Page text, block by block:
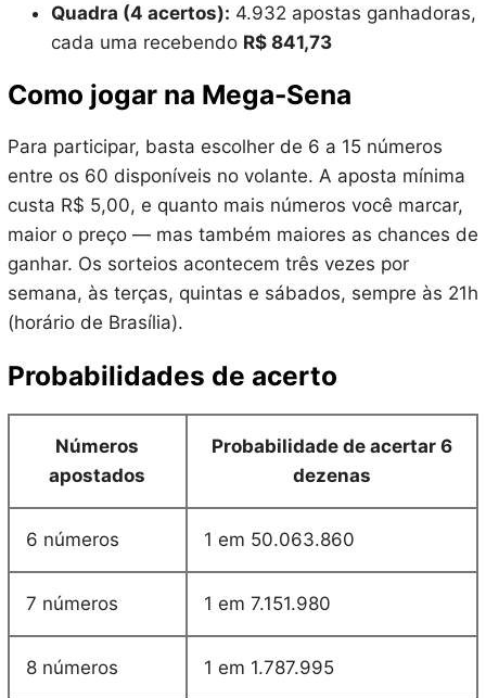
Quadra (4 acertos): 4.932 apostas ganhadoras,
cada uma recebendo R$ 841,73
Como jogar na Mega-Sena
Para participar, basta escolher de 6 a 15 números
entre os 60 disponíveis no volante. A aposta mínima
custa R$ 5,00, e quanto mais números você marcar,
maior o preço — mas também maiores as chances de
ganhar. Os sorteios acontecem três vezes por
semana, às terças, quintas e sábados, sempre às 21h
(horário de Brasília).
Probabilidades de acerto
Números
apostados
Probabilidade de acertar 6
dezenas
6 números 1 em 50.063.860
7 números 1 em 7.151.980
8 números 1 em 1.787.995